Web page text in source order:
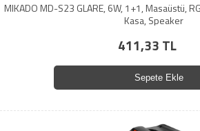
MIKADO MD-S23 GLARE, 6W, 1+1, Masaüstü,
Kasa, Speaker
411,33 TL
Sepete Ekle